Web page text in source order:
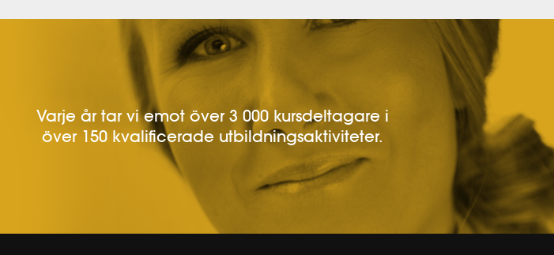
Varje år tar vi emot över 3 000 kursdeltagare i
över 150 kvalificerade utbildningsaktiviteter.